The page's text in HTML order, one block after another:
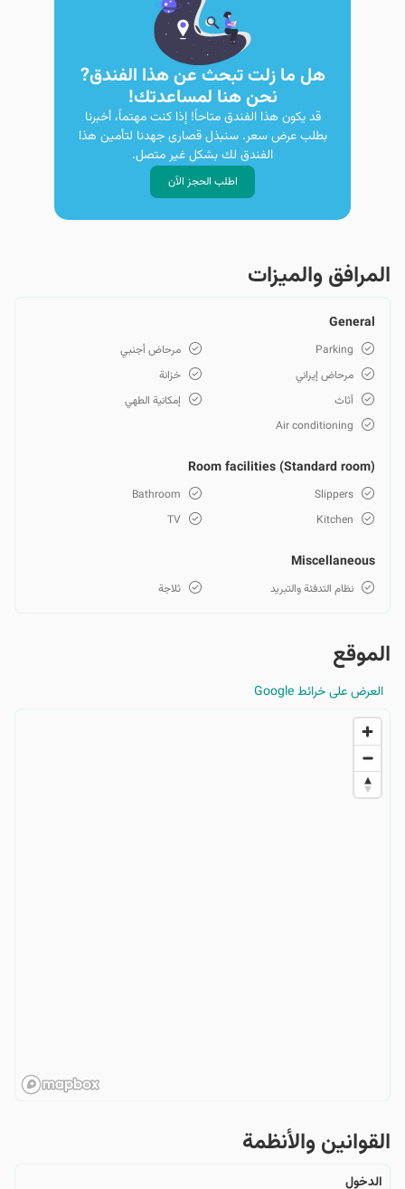
هل ما زلت تبحث عن هذا الفندق?
نحن هنا لمساعدتك!
قد يكون هذا الفندق متاحاً! إذا كنت مهتماً، أخبرنا
بطلب عرض سعر. سنبذل قصارى جهدنا لتأمين هذا
الفندق لك بشكل غير متصل.
اطلب الحجز الآن
المرافق والمیزات
General
Parking
مرحاض أجنبي
مرحاض إيراني
خزانة
أثاث
إمكانية الطهي
Air conditioning
Room facilities (Standard room)
Slippers
Bathroom
Kitchen
TV
Miscellaneous
نظام التدفئة والتبريد ثلاجة
الموقع
العرض على خرائط Google
القوانین والأنظمة
الدخول